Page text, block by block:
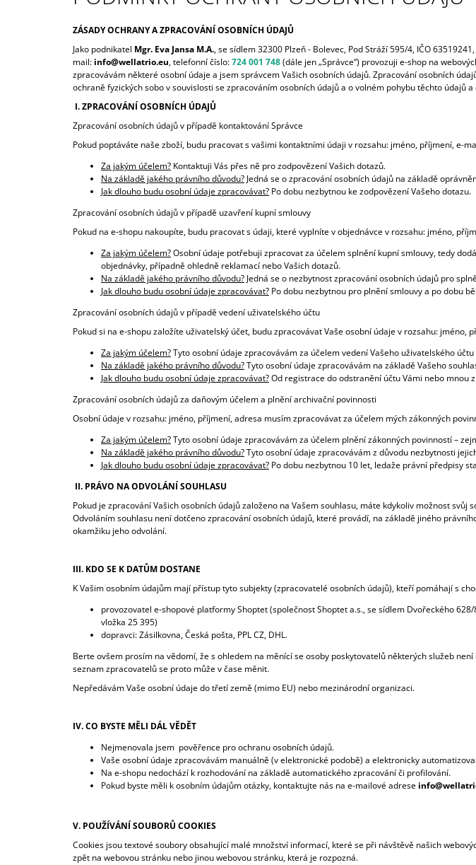
ZÁSADY OCHRANY A ZPRACOVÁNÍ OSOBNÍCH ÚDAJŮ
Jako podnikatel Mgr. Eva Jansa M.A., se sídlem 32300 Plzeň - Bolevec, Pod Stráží 595/4, IČO
mail: info@wellatrio.eu, telefonní číslo:724 001 748(dále jen „Správce“) provozuji e-shop na
zpracovávám některé osobní údaje a jsem správcem Vašich osobních údajů. Zpracování osobních
ochraně fyzických sobo v souvislosti se zpracováním osobních údajů a o volném pohybu těchto údajů
I. ZPRACOVÁNÍ OSOBNÍCH ÚDAJŮ
Zpracování osobních údajů v případě kontaktování Správce
Pokud poptáváte naše zboží, budu pracovat s vašimi kontaktními údaji v rozsahu: jméno, příjmení, e-
Za jakým účelem? Kontaktuji Vás přes ně pro zodpovězení Vašich dotazů.
Na základě jakého právního důvodu? Jedná se o zpracování osobních údajů na základě
Jak dlouho budu osobní údaje zpracovávat? Po dobu nezbytnou ke zodpovězení Vašeho dotazu.
Zpracování osobních údajů v případě uzavření kupní smlouvy
Pokud na e-shopu nakoupíte, budu pracovat s údaji, které vyplníte v objednávce v rozsahu: jméno,
Za jakým účelem?Osobní údaje potřebuji zpracovat za účelem splnění kupní smlouvy, tedy
objednávky, případně ohledně reklamací nebo Vašich dotazů.
Na základě jakého právního důvodu? Jedná se o nezbytnost zpracování osobních údajů pro
Jak dlouho budu osobní údaje zpracovávat? Po dobu nezbytnou pro plnění smlouvy a po dobu
Zpracování osobních údajů v případě vedení uživatelského účtu
Pokud si na e-shopu založíte uživatelský účet, budu zpracovávat Vaše osobní údaje v rozsahu:
Za jakým účelem?Tyto osobní údaje zpracovávám za účelem vedení Vašeho uživatelského
Na základě jakého právního důvodu?Tyto osobní údaje zpracovávám na základě Vašeho
Jak dlouho budu osobní údaje zpracovávat?Od registrace do odstranění účtu Vámi nebo mnou
Zpracování osobních údajů za daňovým účelem a plnění archivační povinnosti
Osobní údaje v rozsahu: jméno, příjmení, adresa musím zpracovávat za účelem mých zákonných
Za jakým účelem?Tyto osobní údaje zpracovávám za účelem plnění zákonných povinností –
Na základě jakého právního důvodu?Tyto osobní údaje zpracovávám z důvodu nezbytnosti
Jak dlouho budu osobní údaje zpracovávat? Po dobu nezbytnou 10 let, ledaže právní předpisy
II. PRÁVO NA ODVOLÁNÍ SOUHLASU
Pokud je zpracování Vašich osobních údajů založeno na Vašem souhlasu, máte kdykoliv možnost
Odvoláním souhlasu není dotčeno zpracování osobních údajů, které provádí, na základě jiného
okamžiku jeho odvolání.
III. KDO SE K DATŮM DOSTANE
K Vašim osobním údajům mají přístup tyto subjekty (zpracovatelé osobních údajů), kteří pomáhají s
provozovatel e-shopové platformy Shoptet (společnost Shoptet a.s., se sídlem Dvořeckého
vložka 25 395)
dopravci: Zásilkovna, Česká pošta, PPL CZ, DHL.
Berte ovšem prosím na vědomí, že s ohledem na měnící se osoby poskytovatelů některých služeb
seznam zpracovatelů se proto může v čase měnit.
Nepředávám Vaše osobní údaje do třetí země (mimo EU) nebo mezinárodní organizaci.
IV. CO BYSTE MĚLI DÁL VĚDĚT
Nejmenovala jsem pověřence pro ochranu osobních údajů.
Vaše osobní údaje zpracovávám manuálně (v elektronické podobě) a elektronicky
Na e-shopu nedochází k rozhodování na základě automatického zpracování či profilování.
Pokud byste měli k osobním údajům otázky, kontaktujte nás na e-mailové adrese
V. POUŽÍVÁNÍ SOUBORŮ COOKIES
Cookies jsou textové soubory obsahující malé množství informací, které se při návštěvě našich
zpět na webovou stránku nebo jinou webovou stránku, která je rozpozná.
2 178 Kč
2 178 Kč